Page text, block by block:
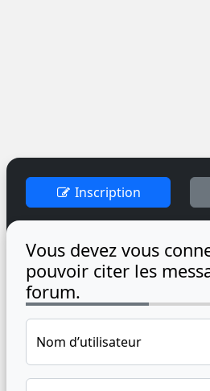
Inscription
Vous devez vous
pouvoir citer les
forum.
Nom d’utilisateur